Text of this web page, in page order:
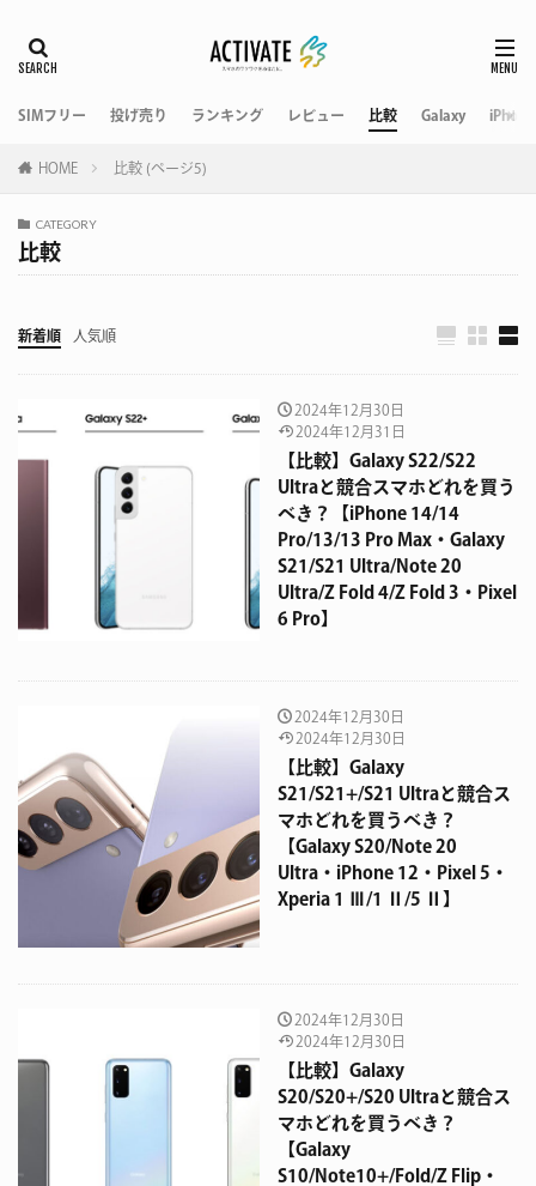
SIMフリー 投げ売り ランキング レビュー 比較 Galaxy iPhone
HOME 比較 (ページ5)
CATEGORY
比較
新着順 人気順
2024年12月30日
2024年12月31日
【比較】Galaxy S22/S22
Ultraと競合スマホどれを買う
べき？【iPhone 14/14
Pro/13/13 Pro Max・Galaxy
S21/S21 Ultra/Note 20
Ultra/Z Fold 4/Z Fold 3・Pixel
6 Pro】
2024年12月30日
2024年12月30日
【比較】Galaxy
S21/S21+/S21 Ultraと競合ス
マホどれを買うべき？
【Galaxy S20/Note 20
Ultra・iPhone 12・Pixel 5・
Xperia 1 Ⅲ/1 Ⅱ/5 Ⅱ】
2024年12月30日
2024年12月30日
【比較】Galaxy
S20/S20+/S20 Ultraと競合ス
マホどれを買うべき？
【Galaxy
S10/Note10+/Fold/Z Flip・